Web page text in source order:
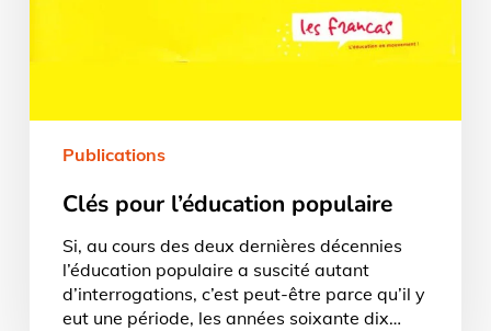
Publications
Clés pour l’éducation populaire
Si, au cours des deux dernières décennies
l’éducation populaire a suscité autant
d’interrogations, c’est peut-être parce qu’il y
eut une période, les années soixante dix…